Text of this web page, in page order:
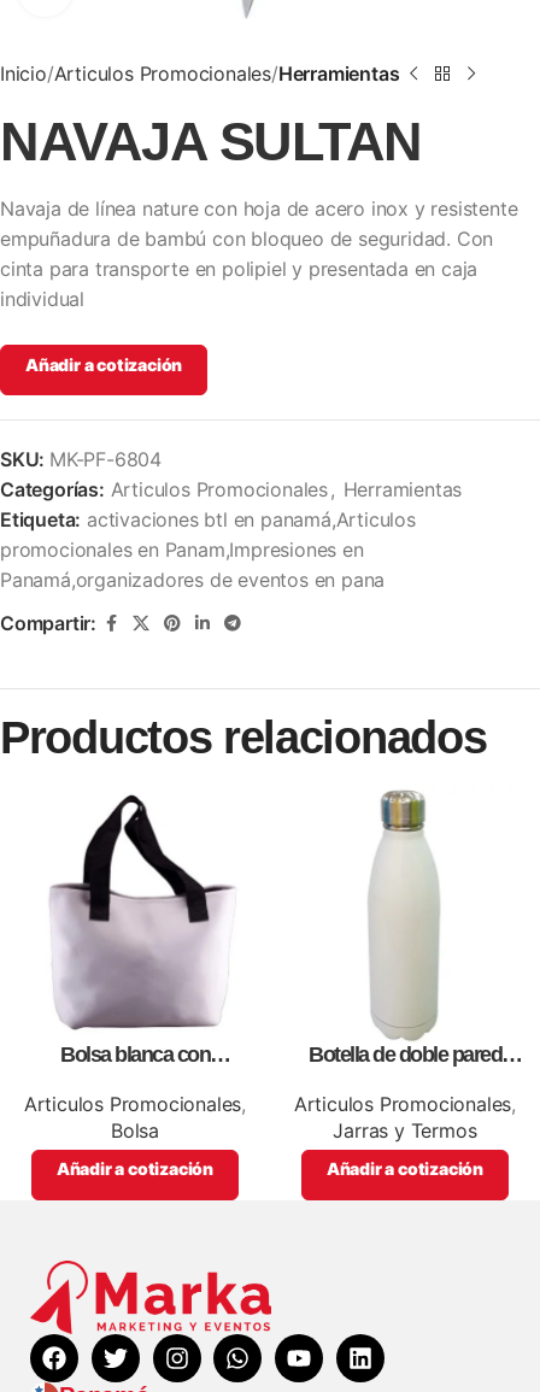
Inicio Articulos Promocionales Herramientas
NAVAJA SULTAN
Navaja de línea nature con hoja de acero inox y resistente
empuñadura de bambú con bloqueo de seguridad. Con
cinta para transporte en polipiel y presentada en caja
individual
Añadir a cotización
SKU: MK-PF-6804
Categorías: Articulos Promocionales, Herramientas
Etiqueta: activaciones btl en panamá,Articulos
promocionales en Panam,Impresiones en
Panamá,organizadores de eventos en pana
Compartir:
Productos relacionados
Bolsa blanca con
promocionales
Articulos Promocionales,
Bolsa
Añadir a cotización
Botella de doble pared
promocionales
Articulos Promocionales,
Jarras y Termos
Añadir a cotización